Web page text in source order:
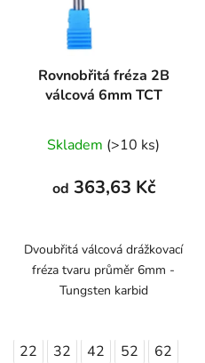
Rovnobřitá fréza 2B
válcová 6mm TCT
Skladem (>10 ks)
od 363,63 Kč
Dvoubřitá válcová drážkovací
fréza tvaru průměr 6mm -
Tungsten karbid
22 32 42 52 62